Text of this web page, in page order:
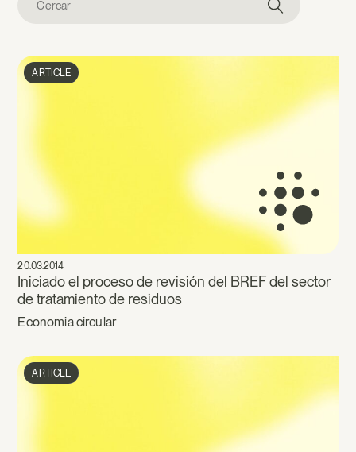
ARTICLE
20.03.2014
Iniciado el proceso de revisión del BREF del sector
de tratamiento de residuos
Economia circular
ARTICLE